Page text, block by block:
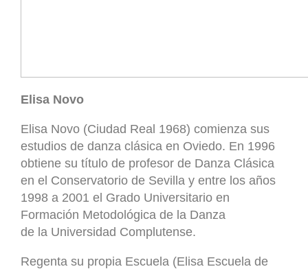
Elisa Novo
Elisa Novo (Ciudad Real 1968) comienza sus
estudios de danza clásica en Oviedo. En 1996
obtiene su título de profesor de Danza Clásica
en el Conservatorio de Sevilla y entre los años
1998 a 2001 el Grado Universitario en
Formación Metodológica de la Danza
de la Universidad Complutense.
Regenta su propia Escuela (Elisa Escuela de